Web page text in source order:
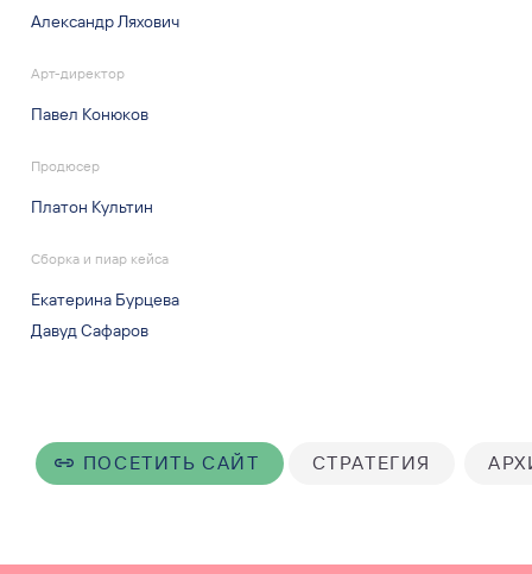
Александр Ляхович
Арт-директор
Павел Конюков
Продюсер
Платон Культин
Сборка и пиар кейса
Екатерина Бурцева
Давуд Сафаров
ПОСЕТИТЬ САЙТ СТРАТЕГИЯ